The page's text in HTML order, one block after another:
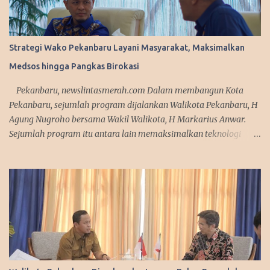
Strategi Wako Pekanbaru Layani Masyarakat, Maksimalkan
Medsos hingga Pangkas Birokasi
Pekanbaru, newslintasmerah.com Dalam membangun Kota
Pekanbaru, sejumlah program dijalankan Walikota Pekanbaru, H
Agung Nugroho bersama Wakil Walikota, H Markarius Anwar.
Sejumlah program itu antara lain memaksimalkan teknologi
kampanye. "Kita sedang mempersiapkan aplikasi yang bisa
diakses masyarakat. Jadi segala urusan cukup diakses
menggunakan smartphone saja, missal penerbitan KTP dan
adiministrasi kependudukan lainnya," urai Agung. Srategi dalam
memanfaatkan media sosial diakui Agung Nugroho sangat
membantu dalam menyampaikan informasi dan kebijakan
kepada publik semenjak ia menjabat sebagai Wakil Ketua DPRD